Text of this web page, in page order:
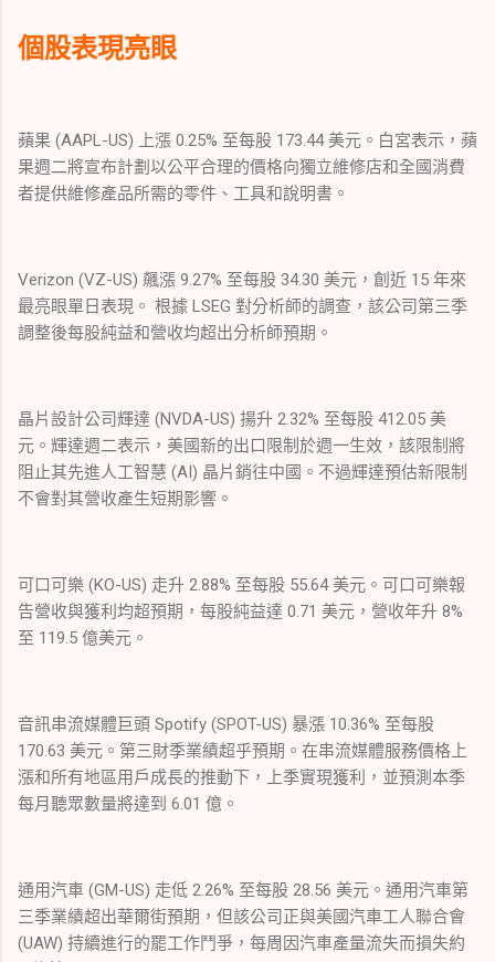
個股表現亮眼
蘋果 (AAPL-US) 上漲 0.25% 至每股 173.44 美元。白宮表示，蘋
果週二將宣布計劃以公平合理的價格向獨立維修店和全國消費
者提供維修產品所需的零件、工具和說明書。
Verizon (VZ-US) 飆漲 9.27% 至每股 34.30 美元，創近 15 年來
最亮眼單日表現。 根據 LSEG 對分析師的調查，該公司第三季
調整後每股純益和營收均超出分析師預期。
晶片設計公司輝達 (NVDA-US) 揚升 2.32% 至每股 412.05 美
元。輝達週二表示，美國新的出口限制於週一生效，該限制將
阻止其先進人工智慧 (AI) 晶片銷往中國。不過輝達預估新限制
不會對其營收產生短期影響。
可口可樂 (KO-US) 走升 2.88% 至每股 55.64 美元。可口可樂報
告營收與獲利均超預期，每股純益達 0.71 美元，營收年升 8%
至 119.5 億美元。
音訊串流媒體巨頭 Spotify (SPOT-US) 暴漲 10.36% 至每股
170.63 美元。第三財季業績超乎預期。在串流媒體服務價格上
漲和所有地區用戶成長的推動下，上季實現獲利，並預測本季
每月聽眾數量將達到 6.01 億。
通用汽車 (GM-US) 走低 2.26% 至每股 28.56 美元。通用汽車第
三季業績超出華爾街預期，但該公司正與美國汽車工人聯合會
(UAW) 持續進行的罷工作鬥爭，每周因汽車產量流失而損失約